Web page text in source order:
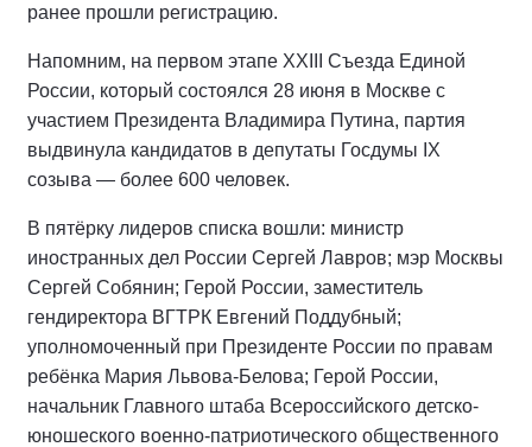
ранее прошли регистрацию.
Напомним, на первом этапе XXIII Съезда Единой
России, который состоялся 28 июня в Москве с
участием Президента Владимира Путина, партия
выдвинула кандидатов в депутаты Госдумы IX
созыва — более 600 человек.
В пятёрку лидеров списка вошли: министр
иностранных дел России Сергей Лавров; мэр Москвы
Сергей Собянин; Герой России, заместитель
гендиректора ВГТРК Евгений Поддубный;
уполномоченный при Президенте России по правам
ребёнка Мария Львова-Белова; Герой России,
начальник Главного штаба Всероссийского детско-
юношеского военно-патриотического общественного